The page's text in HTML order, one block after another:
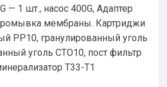
— 1 шт., насос 400G, Адаптер
мембраны. Картриджи
РР10, гранулированный уголь
уголь CTO10, пост фильтр
Т33-Т1